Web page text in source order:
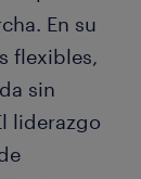
En su
flexibles,
sin
liderazgo